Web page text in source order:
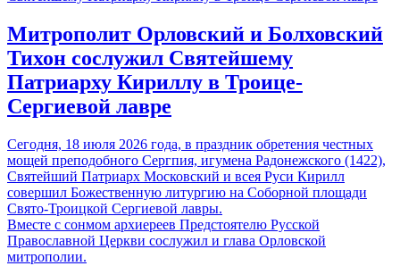
Митрополит Орловский и Болховский
Тихон сослужил Святейшему
Патриарху Кириллу в Троице-
Сергиевой лавре
Сегодня, 18 июля 2026 года, в праздник обретения честных
мощей преподобного Сергпия, игумена Радонежского (1422),
Святейший Патриарх Московский и всея Руси Кирилл
совершил Божественную литургию на Соборной площади
Свято-Троицкой Сергиевой лавры.
Вместе с сонмом архиереев Предстоятелю Русской
Православной Церкви сослужил и глава Орловской
митрополии.